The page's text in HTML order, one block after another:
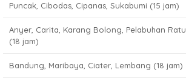
Puncak, Cibodas, Cipanas, Sukabumi (15 jam)
Anyer, Carita, Karang Bolong, Pelabuhan Ratu
(18 jam)
Bandung, Maribaya, Ciater, Lembang (18 jam)